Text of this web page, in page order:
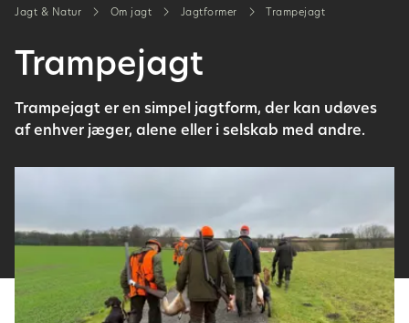
Jagt & Natur Om jagt Jagtformer Trampejagt
Trampejagt
Trampejagt er en simpel jagtform, der kan udøves
af enhver jæger, alene eller i selskab med andre.